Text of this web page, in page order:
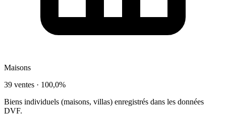
Maisons
39 ventes · 100,0%
Biens individuels (maisons, villas) enregistrés dans les données
DVF.